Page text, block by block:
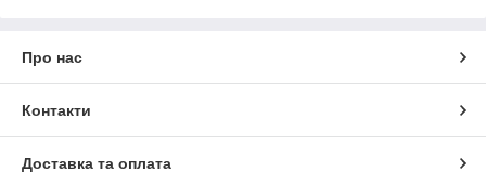
Про нас
Контакти
Доставка та оплата